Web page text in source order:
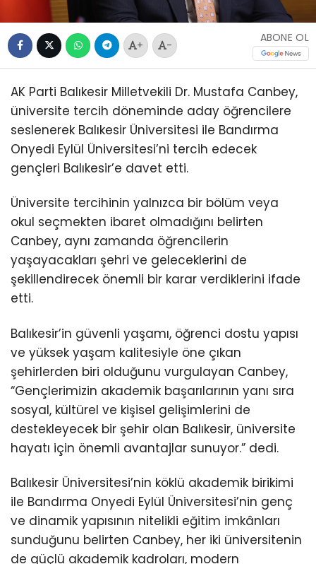
+ -
ABONE OL
AK Parti Balıkesir Milletvekili Dr. Mustafa Canbey,
üniversite tercih döneminde aday öğrencilere
seslenerek Balıkesir Üniversitesi ile Bandırma
Onyedi Eylül Üniversitesi’ni tercih edecek
gençleri Balıkesir’e davet etti.
Üniversite tercihinin yalnızca bir bölüm veya
okul seçmekten ibaret olmadığını belirten
Canbey, aynı zamanda öğrencilerin
yaşayacakları şehri ve geleceklerini de
şekillendirecek önemli bir karar verdiklerini ifade
etti.
Balıkesir’in güvenli yaşamı, öğrenci dostu yapısı
ve yüksek yaşam kalitesiyle öne çıkan
şehirlerden biri olduğunu vurgulayan Canbey,
“Gençlerimizin akademik başarılarının yanı sıra
sosyal, kültürel ve kişisel gelişimlerini de
destekleyecek bir şehir olan Balıkesir, üniversite
hayatı için önemli avantajlar sunuyor.” dedi.
Balıkesir Üniversitesi’nin köklü akademik birikimi
ile Bandırma Onyedi Eylül Üniversitesi’nin genç
ve dinamik yapısının nitelikli eğitim imkânları
sunduğunu belirten Canbey, her iki üniversitenin
de güçlü akademik kadroları, modern